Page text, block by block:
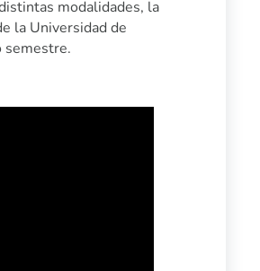
modalidades, la
la Universidad de
semestre.